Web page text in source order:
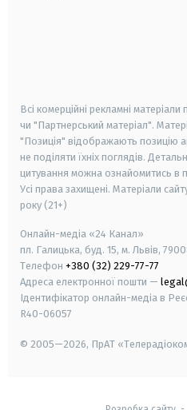
Всі комерційні рекламні
чи "Партнерський матеріал".
"Позиція" відображають позицію
не поділяти їхніх поглядів.
цитування можна ознайомитись в
Усі права захищені. Матеріали
року (21+)
Онлайн-медіа «24 Канал»
пл. Галицька, буд. 15, м. Львів,
Телефон +380 (32) 229-77-77
Адреса електронної пошти —
Ідентифікатор онлайн-медіа в
R40-06057
© 2005—2026, ПрАТ